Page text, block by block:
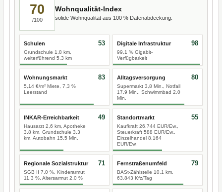
70
/100
Wohnqualität-Index
solide Wohnqualität aus 100 % Datenabdeckung.
Schulen
Grundschule 1,8 km,
weiterführend 5,3 km
53 Digitale Infrastruktur
99,1 % Gigabit-
Verfügbarkeit
98
Wohnungsmarkt
5,14 €/m² Miete, 7,3 %
Leerstand
83 Alltagsversorgung
Supermarkt 3,8 Min., Notfall
17,9 Min., Schwimmbad 2,0
Min.
80
INKAR-Erreichbarkeit
Hausarzt 2,6 km, Apotheke
3,8 km, Grundschule 3,3
km, Autobahn 15,5 Min.
49 Standortmarkt
Kaufkraft 26.744 EUR/Ew.,
Steuerkraft 588 EUR/Ew.,
Einzelhandel 8.164
EUR/Ew.
55
Regionale Sozialstruktur
SGB II 7,0 %, Kinderarmut
11,3 %, Altersarmut 2,0 %
71 Fernstraßenumfeld
BASt-Zählstelle 10,1 km,
63.843 Kfz/Tag
79